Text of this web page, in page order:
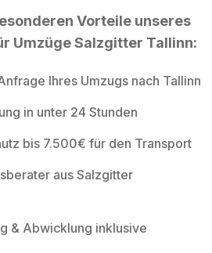
Vorteile unseres
Umzüge Salzgitter Tallinn:
Ihres Umzugs nach Tallinn
in unter 24 Stunden
bis 7.500€ für den Transport
aus Salzgitter
& Abwicklung inklusive